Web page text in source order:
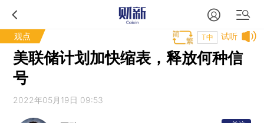
观点 试听
T中
美联储计划加快缩表，释放何种信
号
2022年05月19日 09:53